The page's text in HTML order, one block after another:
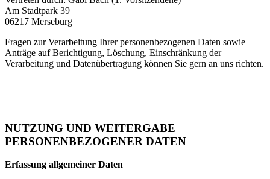
Am Stadtpark 39
06217 Merseburg
Fragen zur Verarbeitung Ihrer personenbezogenen Daten sowie
Anträge auf Berichtigung, Löschung, Einschränkung der
Verarbeitung und Datenübertragung können Sie gern an uns richten.
NUTZUNG UND WEITERGABE
PERSONENBEZOGENER DATEN
Erfassung allgemeiner Daten